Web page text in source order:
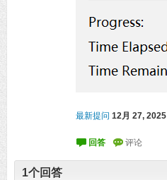
最新提问 12月 27, 2025
1个回答